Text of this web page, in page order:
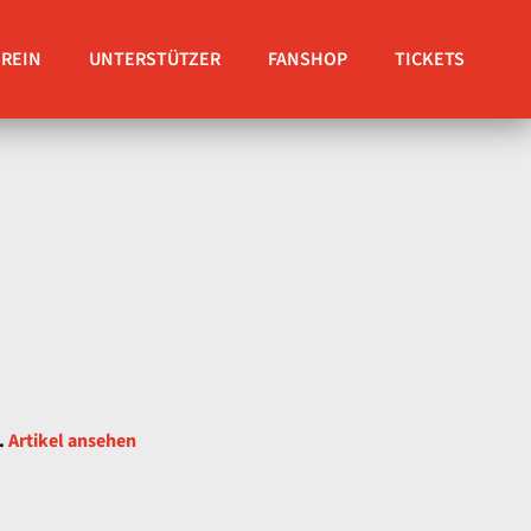
UNTERSTÜTZER FANSHOP TICKETS
Artikel ansehen